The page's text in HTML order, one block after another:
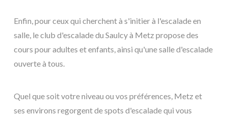
Enfin, pour ceux qui cherchent à s'initier à l'escalade en
salle, le club d'escalade du Saulcy à Metz propose des
cours pour adultes et enfants, ainsi qu'une salle d'escalade
ouverte à tous.
Quel que soit votre niveau ou vos préférences, Metz et
ses environs regorgent de spots d'escalade qui vous